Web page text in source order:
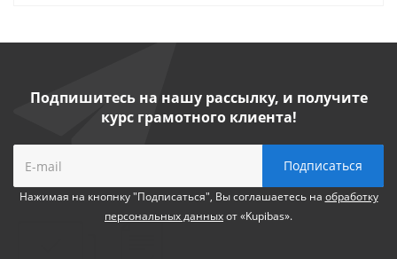
Подпишитесь на нашу рассылку, и получите
курс грамотного клиента!
Нажимая на кнопнку "Подписаться", Вы соглашаетесь на обработку
персональных данныхот «Kupibas».